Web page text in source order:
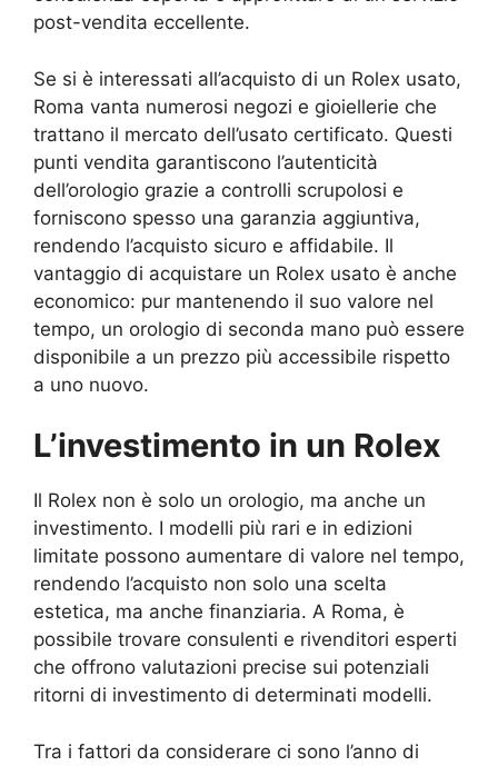
post-vendita eccellente.
Se si è interessati all’acquisto di un Rolex usato,
Roma vanta numerosi negozi e gioiellerie che
trattano il mercato dell’usato certificato. Questi
punti vendita garantiscono l’autenticità
dell’orologio grazie a controlli scrupolosi e
forniscono spesso una garanzia aggiuntiva,
rendendo l’acquisto sicuro e affidabile. Il
vantaggio di acquistare un Rolex usato è anche
economico: pur mantenendo il suo valore nel
tempo, un orologio di seconda mano può essere
disponibile a un prezzo più accessibile rispetto
a uno nuovo.
L’investimento in un Rolex
Il Rolex non è solo un orologio, ma anche un
investimento. I modelli più rari e in edizioni
limitate possono aumentare di valore nel tempo,
rendendo l’acquisto non solo una scelta
estetica, ma anche finanziaria. A Roma, è
possibile trovare consulenti e rivenditori esperti
che offrono valutazioni precise sui potenziali
ritorni di investimento di determinati modelli.
Tra i fattori da considerare ci sono l’anno di